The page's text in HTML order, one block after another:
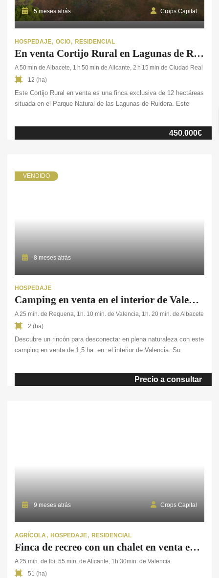
5 meses atrás Crops Capital
HOSPEDAJE OCIO RESIDENCIAL
En venta Cortijo Rural en Lagunas de Ruidera, Ciudad Real.
A 50 min de Albacete, 1 h 50 min de Alicante, 2 h 15 min de Ciudad Real
12 (ha)
Este Cortijo Rural en venta es una finca exclusiva de 12 hectáreas
situada en el Parque Natural de las Lagunas de Ruidera. Este
turístico. Por ello, es ideal tanto para familias como para
inversores. El complejo rural dispone de dos viviendas450.000€
VENDIDO
8 meses atrás
HOSPEDAJE
Camping en venta en el interior de Valencia
A 25 min. de Requena, 1h. 10 min. de Valencia, 1h. 20 min. de Albacete
2 (ha)
Descubre un rincón para desconectar en plena naturaleza con este
camping en venta de 1,5 ha. en el interior de Valencia. Su
Teruel, y a dos horas de Madrid, Alicante y Castellón, lo convierte
en un destino accesible y muy atractivo para el turismo […]
Precio a consultar
9 meses atrás Crops Capital
AGRÍCOLA HOSPEDAJE RESIDENCIAL
Finca de recreo con un chalet en venta en Alicante
A 25 min. de Ibi, 55 min. de Alicante, 1h.30min. de Valencia
51 (ha)